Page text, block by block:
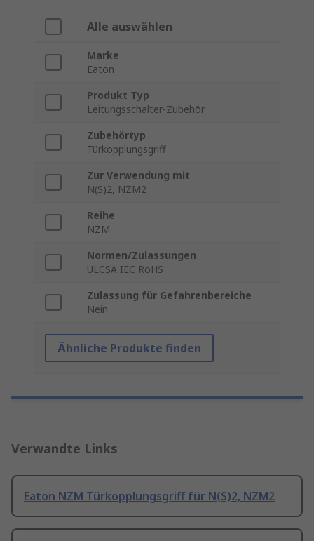
Alle auswählen
Marke
Eaton
Produkt Typ
Leitungsschalter-Zubehör
Zubehörtyp
Türkopplungsgriff
Zur Verwendung mit
N(S)2, NZM2
Reihe
NZM
Normen/Zulassungen
ULCSA IEC RoHS
Zulassung für Gefahrenbereiche
Nein
Ähnliche Produkte finden
Verwandte Links
Eaton NZM Türkopplungsgriff für N(S)2, NZM2